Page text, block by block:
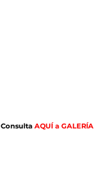
Consulta AQUÍ a GALERÍA